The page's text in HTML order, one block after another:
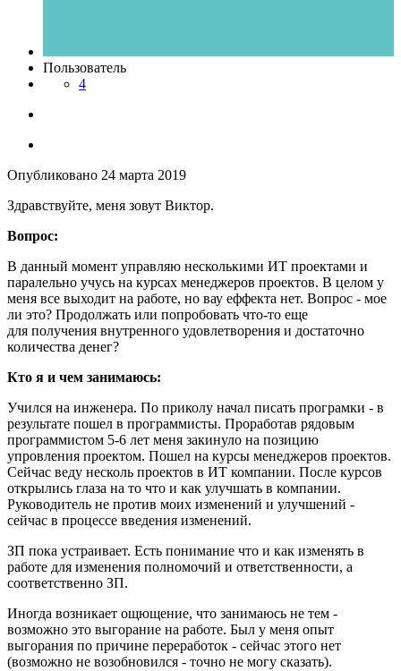
Пользователь
4
Опубликовано 24 марта 2019
Здравствуйте, меня зовут Виктор.
Вопрос:
В данный момент управляю несколькими ИТ проектами и
паралельно учусь на курсах менеджеров проектов. В целом у
меня все выходит на работе, но вау еффекта нет. Вопрос - мое
ли это? Продолжать или попробовать что-то еще
для получения внутренного удовлетворения и достаточно
количества денег?
Кто я и чем занимаюсь:
Учился на инженера. По приколу начал писать програмки - в
результате пошел в программисты. Проработав рядовым
программистом 5-6 лет меня закинуло на позицию
упровления проектом. Пошел на курсы менеджеров проектов.
Сейчас веду несколь проектов в ИТ компании. После курсов
открылись глаза на то что и как улучшать в компании.
Руководитель не против моих изменений и улучшений -
сейчас в процессе введения изменений.
ЗП пока устраивает. Есть понимание что и как изменять в
работе для изменения полномочий и ответственности, а
соответственно ЗП.
Иногда возникает ощющение, что занимаюсь не тем -
возможно это выгорание на работе. Был у меня опыт
выгорания по причине переработок - сейчас этого нет
(возможно не возобновился - точно не могу сказать).